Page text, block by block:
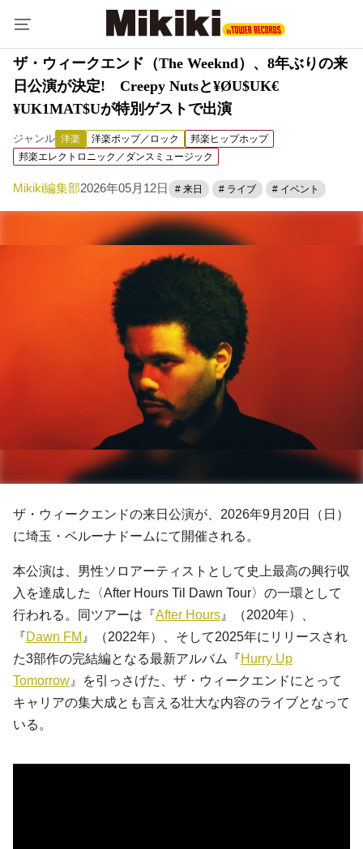
ザ・ウィークエンド（The Weeknd）、8年ぶりの来
日公演が決定! Creepy Nutsと¥ØU$UK€
¥UK1MAT$Uが特別ゲストで出演
ジャンル 洋楽 洋楽ポップ／ロック
邦楽ヒップホップ
邦楽エレクトロニック／ダンスミュージック
Mikiki編集部2026年05月12日 # 来日 # ライブ # イベント
ザ・ウィークエンドの来日公演が、2026年9月20日（日）
に埼玉・ベルーナドームにて開催される。
本公演は、男性ソロアーティストとして史上最高の興行収
入を達成した〈After Hours Til Dawn Tour〉の一環として
行われる。同ツアーは『After Hours 』（2020年）、
『Dawn FM 』（2022年）、そして2025年にリリースされ
た3部作の完結編となる最新アルバム『Hurry Up
Tomorrow 』を引っさげた、ザ・ウィークエンドにとって
キャリアの集大成とも言える壮大な内容のライブとなって
いる。